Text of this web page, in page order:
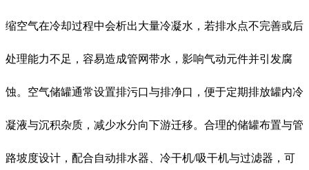
缩空气在冷却过程中会析出大量冷凝水，若排水点不完善或后
处理能力不足，容易造成管网带水，影响气动元件并引发腐
蚀。空气储罐通常设置排污口与排净口，便于定期排放罐内冷
凝液与沉积杂质，减少水分向下游迁移。合理的储罐布置与管
路坡度设计，配合自动排水器、冷干机/吸干机与过滤器，可